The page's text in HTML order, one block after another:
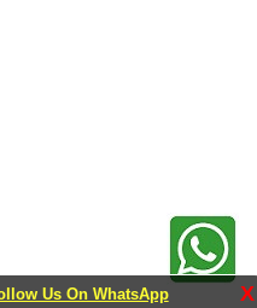
Us On WhatsApp X